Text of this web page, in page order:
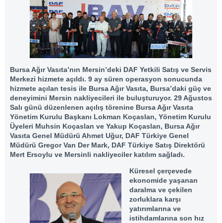
Bursa Ağır Vasıta’nın Mersin’deki DAF Yetkili Satış ve Servis
Merkezi hizmete açıldı. 9 ay süren operasyon sonucunda
hizmete açılan tesis ile Bursa Ağır Vasıta, Bursa’daki güç ve
deneyimini Mersin nakliyecileri ile buluşturuyor. 29 Ağustos
Salı günü düzenlenen açılış törenine Bursa Ağır Vasıta
Yönetim Kurulu Başkanı Lokman Koçaslan, Yönetim Kurulu
Üyeleri Muhsin Koçaslan ve Yakup Koçaslan, Bursa Ağır
Vasıta Genel Müdürü Ahmet Uğur, DAF Türkiye Genel
Müdürü Gregor Van Der Mark, DAF Türkiye Satış Direktörü
Mert Ersoylu ve Mersinli nakliyeciler katılım sağladı.
Küresel çerçevede
ekonomide yaşanan
daralma ve çekilen
zorluklara karşı
yatırımlarına ve
istihdamlarına son hız